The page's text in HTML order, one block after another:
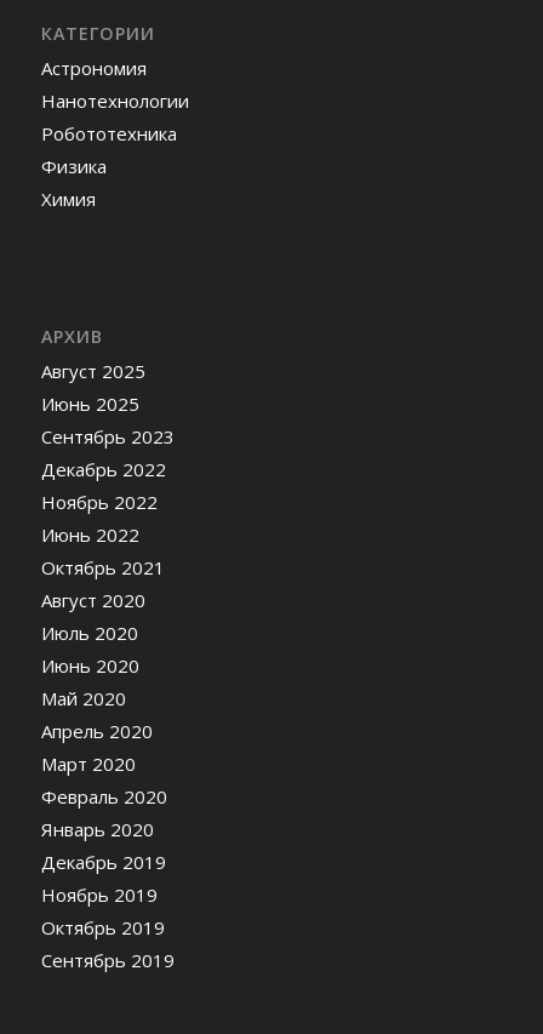
КАТЕГОРИИ
Астрономия
Нанотехнологии
Робототехника
Физика
Химия
АРХИВ
Август 2025
Июнь 2025
Сентябрь 2023
Декабрь 2022
Ноябрь 2022
Июнь 2022
Октябрь 2021
Август 2020
Июль 2020
Июнь 2020
Май 2020
Апрель 2020
Март 2020
Февраль 2020
Январь 2020
Декабрь 2019
Ноябрь 2019
Октябрь 2019
Сентябрь 2019